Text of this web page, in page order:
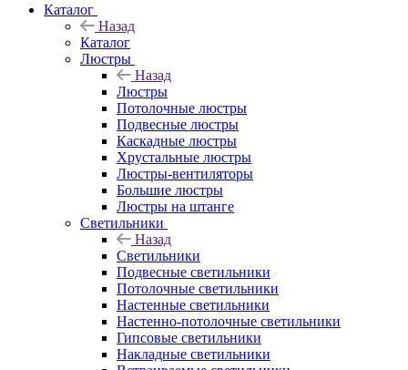
Каталог
Назад
Каталог
Люстры
Назад
Люстры
Потолочные люстры
Подвесные люстры
Каскадные люстры
Хрустальные люстры
Люстры-вентиляторы
Большие люстры
Люстры на штанге
Светильники
Назад
Светильники
Подвесные светильники
Потолочные светильники
Настенные светильники
Настенно-потолочные светильники
Гипсовые светильники
Накладные светильники